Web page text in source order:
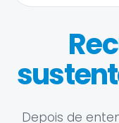
Depois de